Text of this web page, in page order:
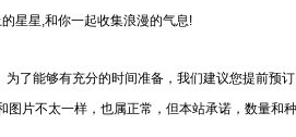
星星,和你一起收集浪漫的气息!
了能够有充分的时间准备，我们建议您提前预订
片不太一样，也属正常，但本站承诺，数量和